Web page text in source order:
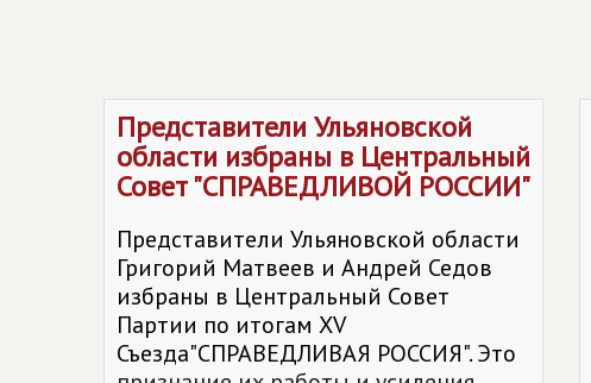
Представители Ульяновской
области избраны в Центральный
Совет "СПРАВЕДЛИВОЙ РОССИИ"
Представители Ульяновской области
Григорий Матвеев и Андрей Седов
избраны в Центральный Совет
Партии по итогам XV
Съезда"СПРАВЕДЛИВАЯ РОССИЯ". Это